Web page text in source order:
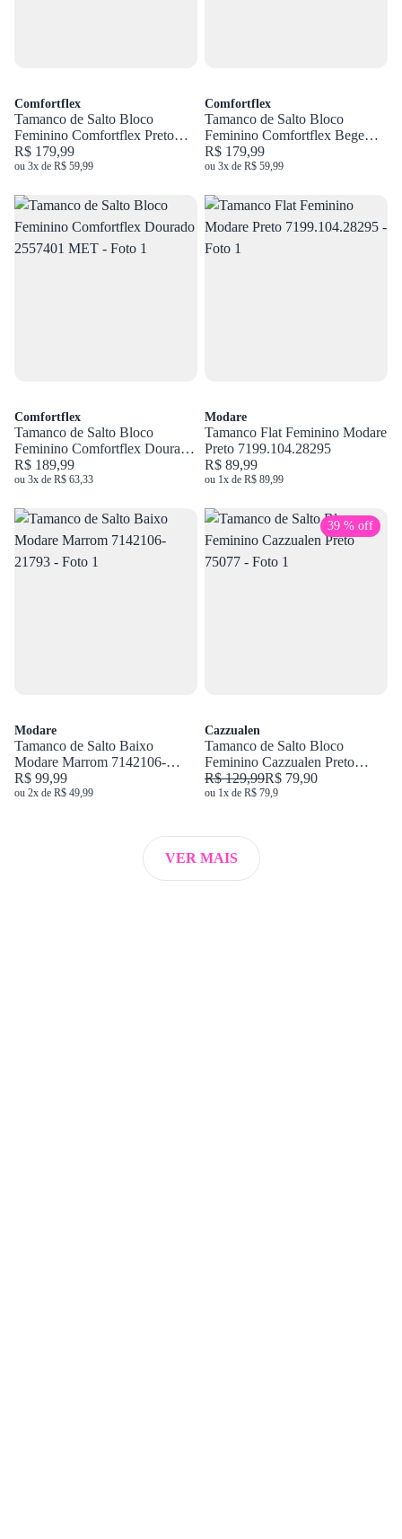
Comfortflex
Tamanco de Salto Bloco
Feminino Comfortflex Preto
2557401
R$ 179,99
ou 3x de R$ 59,99
Comfortflex
Tamanco de Salto Bloco
Feminino Comfortflex Bege
2557401
R$ 179,99
ou 3x de R$ 59,99
Comfortflex
Tamanco de Salto Bloco
Feminino Comfortflex Dourado
2557401 MET
R$ 189,99
ou 3x de R$ 63,33
Modare
Tamanco Flat Feminino Modare
Preto 7199.104.28295
R$ 89,99
ou 1x de R$ 89,99
Modare
Tamanco de Salto Baixo
Modare Marrom 7142106-
21793
R$ 99,99
ou 2x de R$ 49,99
39 % off
Cazzualen
Tamanco de Salto Bloco
Feminino Cazzualen Preto
75077
R$ 129,99R$ 79,90
ou 1x de R$ 79,9
VER MAIS